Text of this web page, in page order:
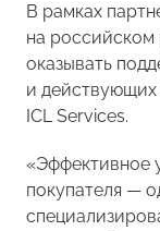
В рамках
на российском
оказывать
и действующих
ICL Services.
«Эффективное
покупателя —